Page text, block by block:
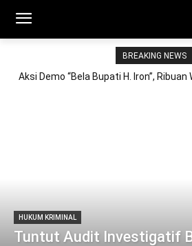
BREAKING NEWS
Aksi Demo “Bela Bupati H. Iron”,
HUKUM KRIMINAL
Tuntut Audit Investigatif